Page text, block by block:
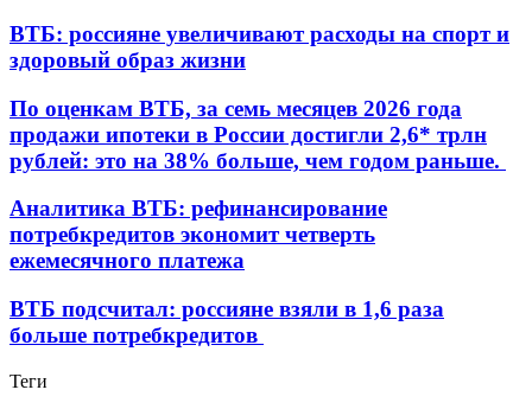
ВТБ: россияне увеличивают расходы на спорт и
здоровый образ жизни
По оценкам ВТБ, за семь месяцев 2026 года
продажи ипотеки в России достигли 2,6* трлн
рублей: это на 38% больше, чем годом раньше.
Аналитика ВТБ: рефинансирование
потребкредитов экономит четверть
ежемесячного платежа
ВТБ подсчитал: россияне взяли в 1,6 раза
больше потребкредитов
Теги